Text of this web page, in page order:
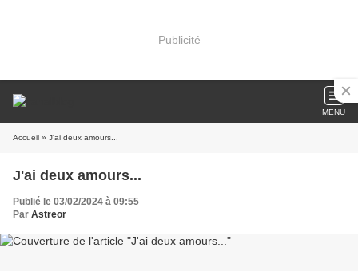
Publicité
MENU
Accueil » J'ai deux amours...
J'ai deux amours...
Publié le 03/02/2024 à 09:55
Par Astreor